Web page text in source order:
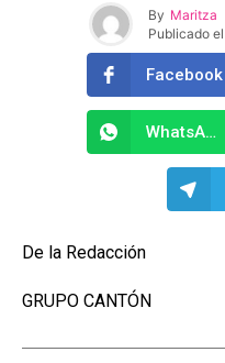
By Maritza
Publicado el
Facebook
WhatsApp
De la Redacción
GRUPO CANTÓN